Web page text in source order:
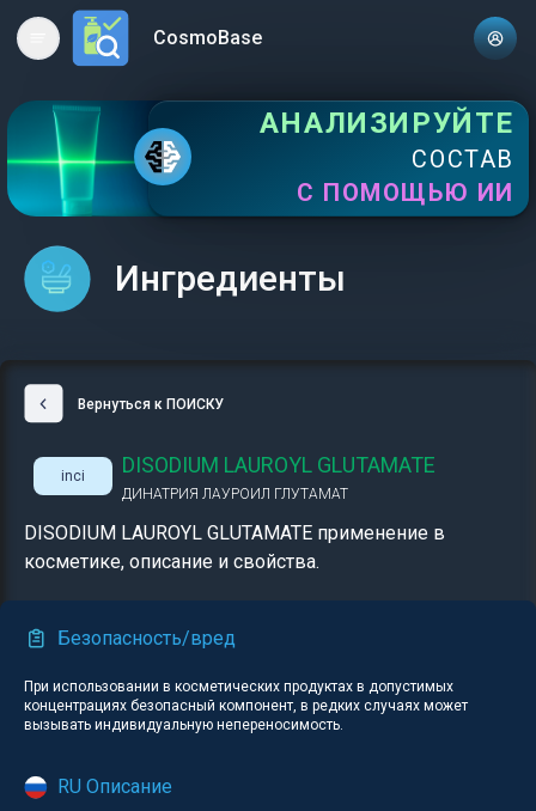
Open main menuCosmoBase
АНАЛИЗИРУЙТЕ
СОСТАВ
С ПОМОЩЬЮ ИИ
Ингредиенты
Вернуться к ПОИСКУ
inci DISODIUM LAUROYL GLUTAMATE
ДИНАТРИЯ ЛАУРОИЛ ГЛУТАМАТ
DISODIUM LAUROYL GLUTAMATE применение в
косметике, описание и свойства.
Безопасность/вред
При использовании в косметических продуктах в допустимых
концентрациях безопасный компонент, в редких случаях может
вызывать индивидуальную непереносимость.
RU Описание